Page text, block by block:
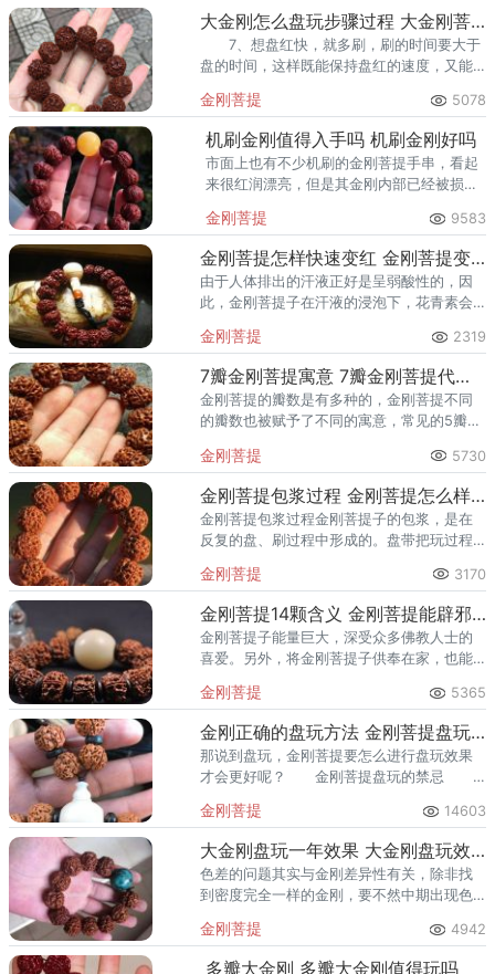
化，会形成包浆。
大金刚怎么盘玩步骤过程 大金刚菩提子图片介绍
7、想盘红快，就多刷，刷的时间要大于
盘的时间，这样既能保持盘红的速度，又能
金刚菩提 5078
机刷金刚值得入手吗 机刷金刚好吗
市面上也有不少机刷的金刚菩提手串，看起
来很红润漂亮，但是其金刚内部已经被损坏
裂。
金刚菩提 9583
金刚菩提怎样快速变红 金刚菩提变红盘玩
由于人体排出的汗液正好是呈弱酸性的，因
此，金刚菩提子在汗液的浸泡下，花青素会
金刚菩提 2319
7瓣金刚菩提寓意 7瓣金刚菩提代表什么
金刚菩提的瓣数是有多种的，金刚菩提不同
的瓣数也被赋予了不同的寓意，常见的5瓣代
金刚菩提 5730
金刚菩提包浆过程 金刚菩提怎么样盘玩
金刚菩提包浆过程金刚菩提子的包浆，是在
反复的盘、刷过程中形成的。盘带把玩过程
尘。
金刚菩提 3170
金刚菩提14颗含义 金刚菩提能辟邪吗
金刚菩提子能量巨大，深受众多佛教人士的
喜爱。另外，将金刚菩提子供奉在家，也能
金刚菩提 5365
金刚正确的盘玩方法 金刚菩提盘玩方法及禁忌
那说到盘玩，金刚菩提要怎么进行盘玩效果
才会更好呢？ 金刚菩提盘玩的禁忌
玩逐渐减轻甚至消失，其中小金刚裂纹情况
较少，大金刚比较严重。
金刚菩提 14603
大金刚盘玩一年效果 大金刚盘玩效果图
色差的问题其实与金刚差异性有关，除非找
到密度完全一样的金刚，要不然中期出现色
金刚菩提 4942
多瓣大金刚 多瓣大金刚值得玩吗